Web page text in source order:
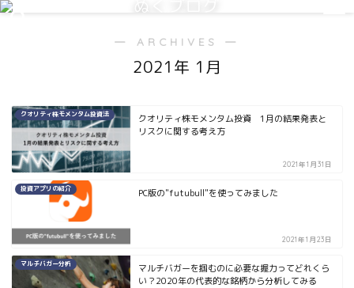
ぬくブログ
― ARCHIVES ―
2021年 1月
クオリティ株モメンタム投資法
クオリティ株モメンタム投資 1月の結果発表と
リスクに関する考え方
2021年1月31日
投資アプリの紹介 PC版の"futubull"を使ってみました
2021年1月23日
マルチバガー分析
マルチバガーを掴むのに必要な握力ってどれくら
い？2020年の代表的な銘柄から分析してみる